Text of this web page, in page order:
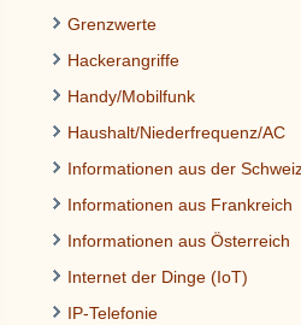
Grenzwerte
Hackerangriffe
Handy/Mobilfunk
Haushalt/Niederfrequenz/AC
Informationen aus der
Informationen aus Frankreich
Informationen aus Österreich
Internet der Dinge (IoT)
IP-Telefonie